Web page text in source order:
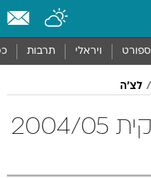
ספורט ויראלי תרבות
לצ'ה
לצ'ה ליגה איטלקית 2004/05